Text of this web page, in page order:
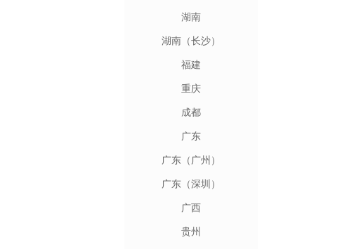
湖南
湖南（长沙）
福建
重庆
成都
广东
广东（广州）
广东（深圳）
广西
贵州